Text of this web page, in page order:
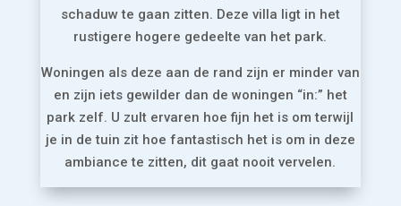
schaduw te gaan zitten. Deze villa ligt in het
rustigere hogere gedeelte van het park.
Woningen als deze aan de rand zijn er minder van
en zijn iets gewilder dan de woningen “in:” het
park zelf. U zult ervaren hoe fijn het is om terwijl
je in de tuin zit hoe fantastisch het is om in deze
ambiance te zitten, dit gaat nooit vervelen.